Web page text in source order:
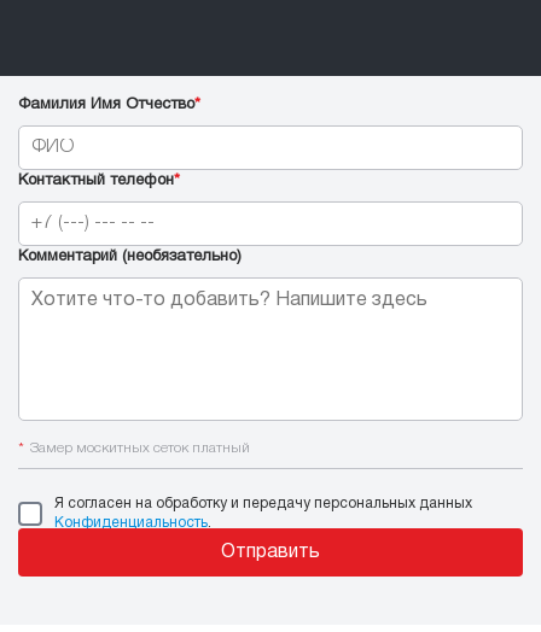
Фамилия Имя Отчество*
Контактный телефон*
Комментарий (необязательно)
* Замер москитных сеток платный
Я согласен на обработку и передачу персональных данных
Конфиденциальность
Отправить